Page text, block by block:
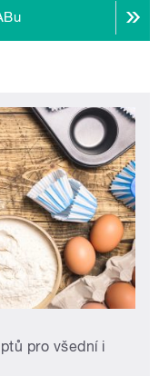
pro všední i